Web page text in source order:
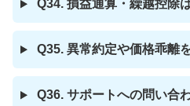
Q34. 損益通算・繰越控除
Q35. 異常約定や価格乖離
Q36. サポートへの問い合